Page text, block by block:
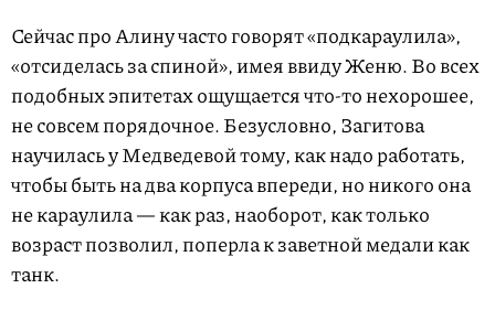
Сейчас про Алину часто говорят «подкараулила»,
«отсиделась за спиной», имея ввиду Женю. Во всех
подобных эпитетах ощущается что-то нехорошее,
не совсем порядочное. Безусловно, Загитова
научилась у Медведевой тому, как надо работать,
чтобы быть на два корпуса впереди, но никого она
не караулила — как раз, наоборот, как только
возраст позволил, поперла к заветной медали как
танк.